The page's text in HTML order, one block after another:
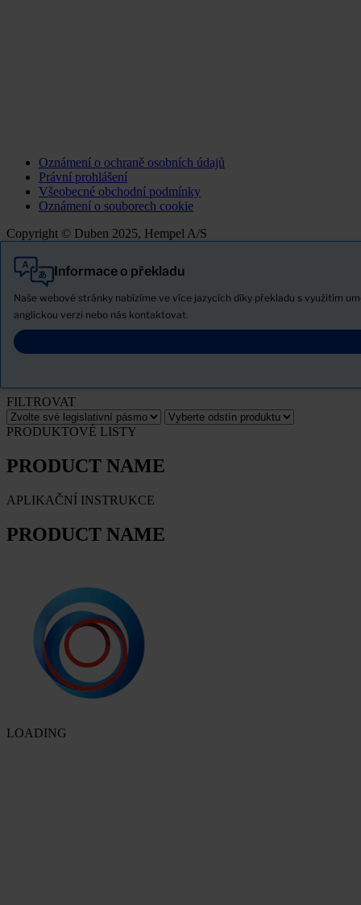
Oznámení o ochraně osobních údajů
Právní prohlášení
Všeobecné obchodní podmínky
Oznámení o souborech cookie
Copyright © Duben 2025, Hempel A/S
Informace o překladu
Naše webové stránky nabízíme ve více jazycích díky překladu s využitím
anglickou verzi nebo nás kontaktovat.
Vše
Produkty
Stáhněte si bezpečnostní list
FILTROVAT
PRODUKTOVÉ LISTY
PRODUCT NAME
APLIKAČNÍ INSTRUKCE
PRODUCT NAME
LOADING